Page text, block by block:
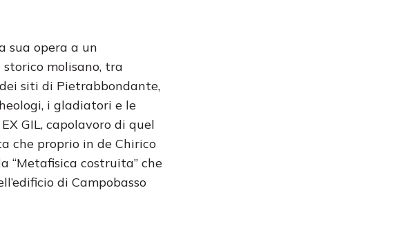
sua opera a un
molisano, tra
siti di Pietrabbondante,
i gladiatori e le
GIL, capolavoro di quel
che proprio in de Chirico
“Metafisica costruita” che
di Campobasso